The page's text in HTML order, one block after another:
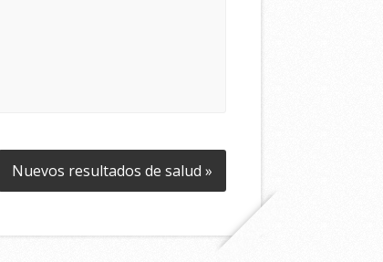
Nuevos resultados de salud »